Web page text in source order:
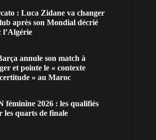
: Luca Zidane va changer
après son Mondial décrié
l’Algérie
annule son match à
et pointe le « contexte
» au Maroc
féminine 2026 : les qualifiés
les quarts de finale